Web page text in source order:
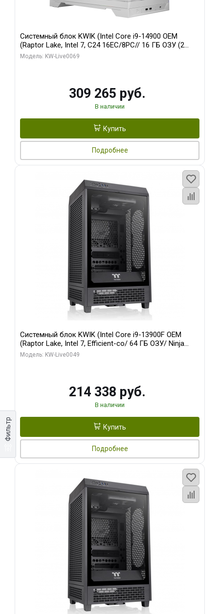
Фильтр
Системный блок KWIK (Intel Core i9-14900 OEM
(Raptor Lake, Intel 7, C24 16EC/8PC// 16 ГБ ОЗУ (2
модуля)/ ASUS RTX5080 PROART OC 16GB GDDR7
Модель: KW-Live0069
309 265 руб.
В наличии
Купить
Подробнее
Системный блок KWIK (Intel Core i9-13900F OEM
(Raptor Lake, Intel 7, Efficient-co/ 64 ГБ ОЗУ/ Ninja
Sinotex RTX3070Ti 8GB GDDR6X 256bit 3xDP HDMI / 1
Модель: KW-Live0049
214 338 руб.
В наличии
Купить
Подробнее